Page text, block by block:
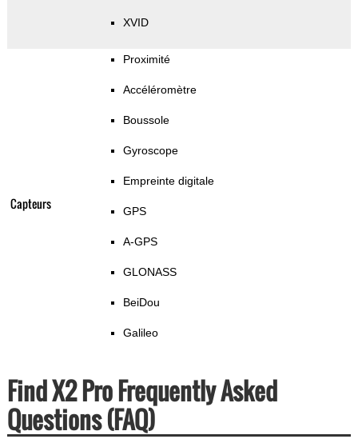
XVID
Capteurs
Proximité
Accéléromètre
Boussole
Gyroscope
Empreinte digitale
GPS
A-GPS
GLONASS
BeiDou
Galileo
Find X2 Pro Frequently Asked
Questions (FAQ)